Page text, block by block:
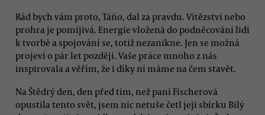
Rád bych vám proto, Táňo, dal za pravdu. Vítězství nebo
prohra je pomíjivá. Energie vložená do podněcování lidí
k tvorbě a spojování se, totiž nezanikne. Jen se možná
projeví o pár let později. Vaše práce mnoho z nás
inspirovala a věřím, že i díky ní máme na čem stavět.
Na Štědrý den, den před tím, než paní Fischerová
opustila tento svět, jsem nic netuše četl její sbírku Bílý